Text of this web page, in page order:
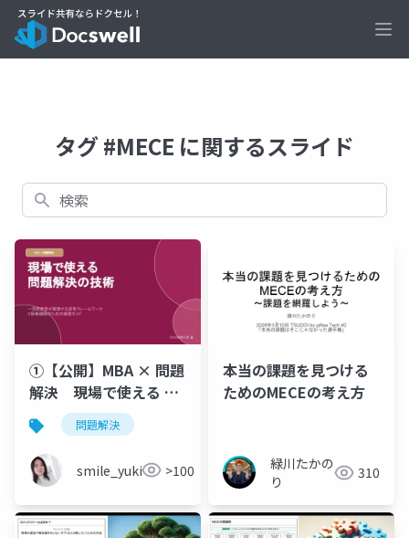
タグ #MECE に関するスライド
検索
①【公開】MBA × 問題
解決 現場で使える 問
題解決の技術 一流経
営者が実践する思考フ
レームワーク IT研修講
師のための実践ガイド
_20260625.pptx
問題解決
smile_yukiko_it>100
本当の課題を見つける
ためのMECEの考え方
緑川たかの
り
310